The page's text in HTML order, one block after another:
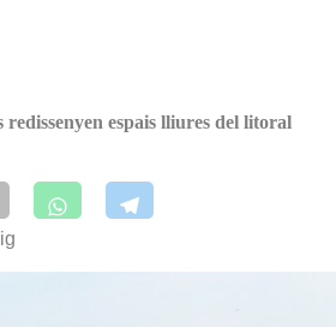
redissenyen espais lliures del litoral